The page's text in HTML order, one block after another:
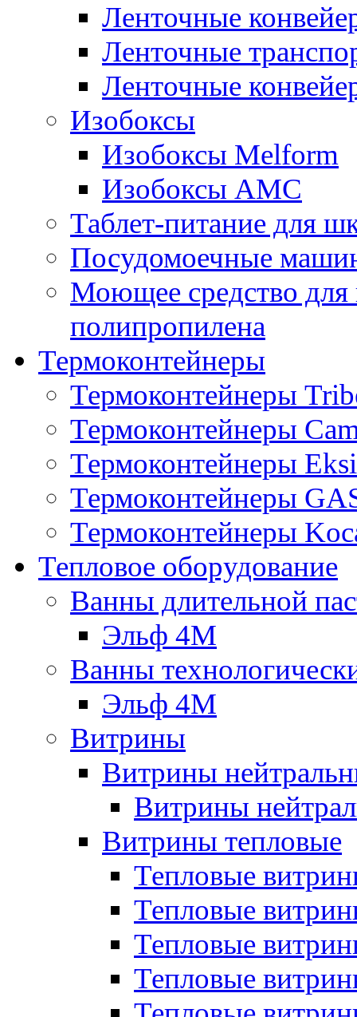
Ленточные
Ленточные
Ленточные
Изобоксы
Изобоксы Melform
Изобоксы AMC
Таблет-питание для
Посудомоечные
Моющее средство для
полипропилена
Термоконтейнеры
Термоконтейнеры
Термоконтейнеры
Термоконтейнеры Eksi
Термоконтейнеры
Термоконтейнеры
Тепловое оборудование
Ванны длительной
Эльф 4М
Ванны
Эльф 4М
Витрины
Витрины
Витрины
Витрины тепловые
Тепловые
Тепловые
Тепловые
Тепловые